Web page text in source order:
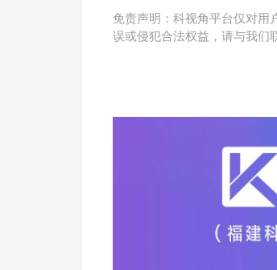
免责声明：科视角平台仅对用
误或侵犯合法权益，请与我们